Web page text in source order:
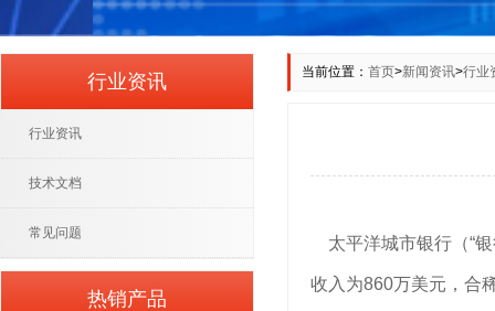
当前位置： 首页>新闻资讯>行业
太平洋城市银行（“银
收入为860万美元，合
行业资讯
行业资讯
技术文档
常见问题
热销产品